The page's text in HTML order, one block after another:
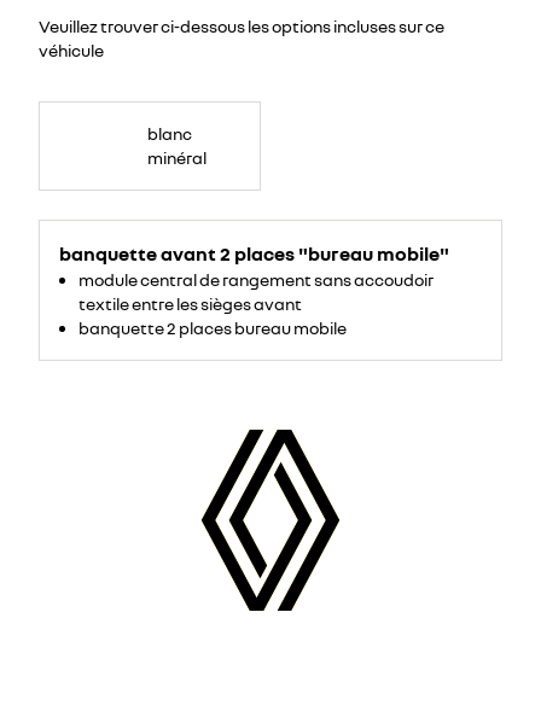
Veuillez trouver ci-dessous les options incluses sur ce
véhicule
blanc
minéral
banquette avant 2 places "bureau mobile"
module central de rangement sans accoudoir
textile entre les sièges avant
banquette 2 places bureau mobile